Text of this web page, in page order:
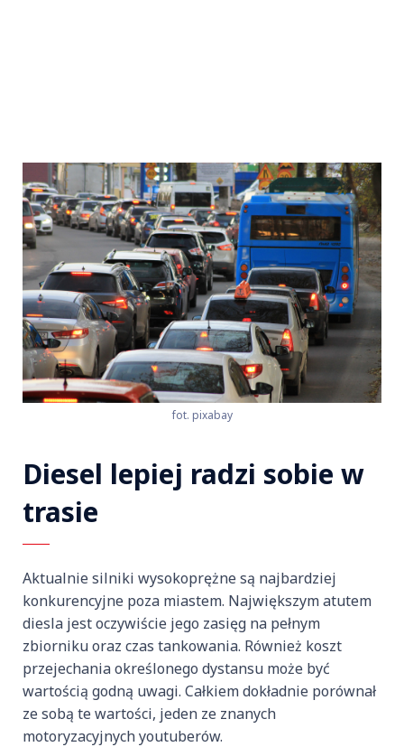
fot. pixabay
Diesel lepiej radzi sobie w
trasie
Aktualnie silniki wysokoprężne są najbardziej
konkurencyjne poza miastem. Największym atutem
diesla jest oczywiście jego zasięg na pełnym
zbiorniku oraz czas tankowania. Również koszt
przejechania określonego dystansu może być
wartością godną uwagi. Całkiem dokładnie porównał
ze sobą te wartości, jeden ze znanych
motoryzacyjnych youtuberów.